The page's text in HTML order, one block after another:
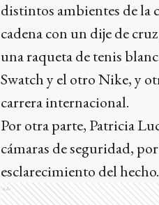
distintos ambientes de la
cadena con un dije de
una raqueta de tenis
Swatch y el otro Nike, y
carrera internacional.
Por otra parte, Patricia
cámaras de seguridad,
esclarecimiento del
Ads